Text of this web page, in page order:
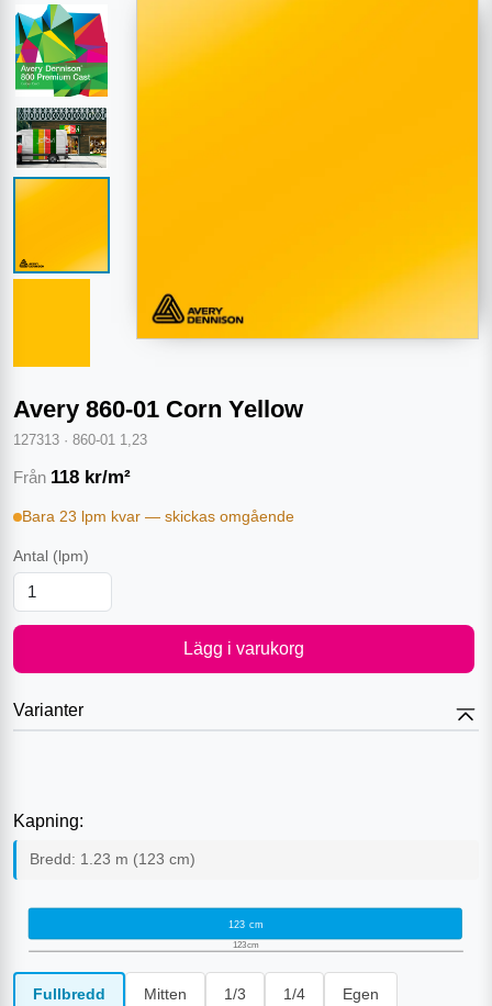
Avery 860-01 Corn Yellow
127313 · 860-01 1,23
Från 118 kr/m²
Bara 23 lpm kvar — skickas omgående
Antal (lpm)
Lägg i varukorg
Varianter
Kapning:
Bredd: 1.23 m (123 cm)
123 cm
123cm
Fullbredd Mitten 1/3 1/4 Egen